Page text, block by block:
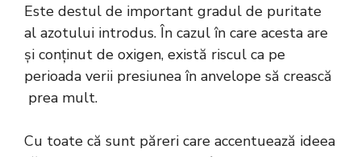
Este destul de important gradul de puritate
al azotului introdus. În cazul în care acesta are
și conținut de oxigen, există riscul ca pe
perioada verii presiunea în anvelope să crească
prea mult.
Cu toate că sunt păreri care accentuează ideea